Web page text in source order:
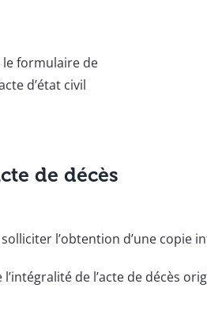
le formulaire de
d’état civil
de décès
l’obtention d’une copie
de l’acte de décès